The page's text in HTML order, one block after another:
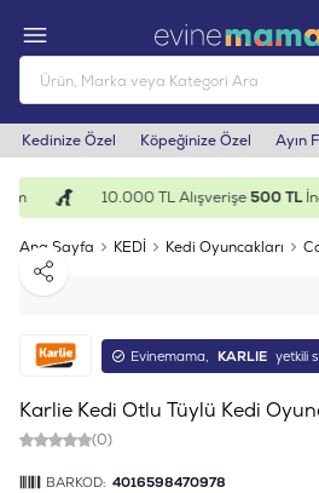
Kedinize Özel Köpeğinize Özel Ayın
10.000 TL Alışverişe500 TL
Ana Sayfa KEDİ Kedi Oyuncakları
Paylaş
Evinemama, KARLIE yetkili
Karlie Kedi Otlu Tüylü Kedi
(0)
BARKOD: 4016598470978